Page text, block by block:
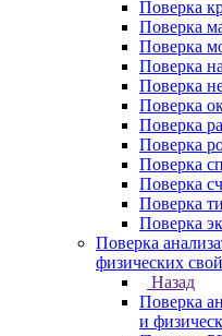
Поверка
Поверка
Поверка
Поверка
Поверка
Поверка
Поверка
Поверка
Поверка
Поверка
Поверка
Поверка
Поверка
физических
Назад
Поверка
и